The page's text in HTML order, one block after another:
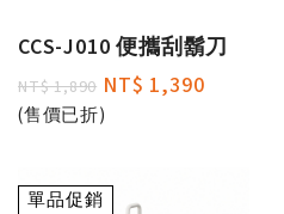
CCS-J010 便攜刮鬍刀
NT$ 1,890 NT$ 1,390
(售價已折)
單品促銷